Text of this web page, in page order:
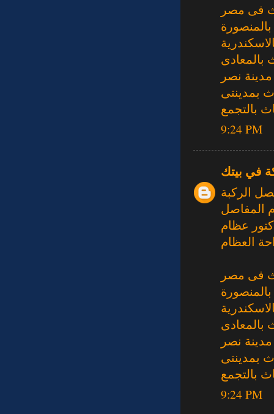
فى مصر
بالمعادى
نصر
بمدينتى
بالتجمع
9:24 PM
في بيتك
الركبة
المفاصل
عظام
العظام
فى مصر
بالمعادى
نصر
بمدينتى
بالتجمع
9:24 PM